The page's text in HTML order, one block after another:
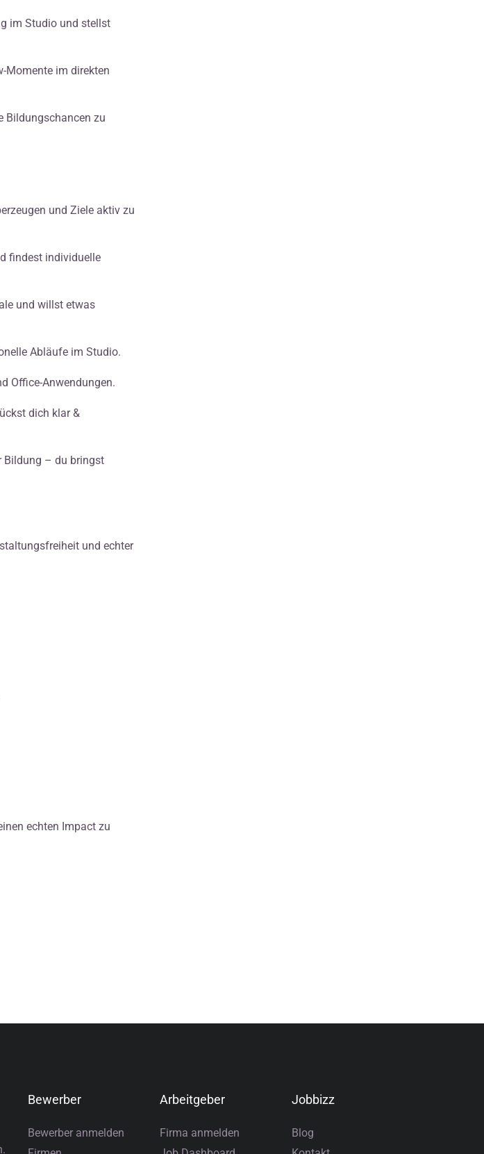
im Studio und stellst
Momente im direkten
Bildungschancen zu
und Ziele aktiv zu
findest individuelle
und willst etwas
Abläufe im Studio.
Office-Anwendungen.
dich klar &
Bildung – du bringst
und echter
echten Impact zu
Bewerber
Bewerber anmelden
Arbeitgeber
Firma anmelden
Jobbizz
Blog